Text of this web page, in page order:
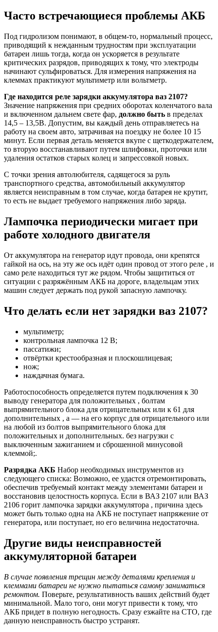
Часто встречающиеся проблемы АКБ
Под гидролизом понимают, в общем-то, нормальный процесс,
приводящий к нежданным трудностям при эксплуатации
батареи лишь тогда, когда он ускоряется в результате
критических разрядов, приводящих к тому, что электроды
начинают сульфироваться. Для измерения напряжения на
клеммах практикуют мультиметр или вольтметр.
Где находится реле зарядки аккумулятора ваз 2107?
Значение напряжения при средних оборотах коленчатого вала
и включенном дальнем свете фар, должно быть в пределах
14,5 – 13,5В. Допустим, вы каждый день отправляетесь на
работу на своем авто, затрачивая на поездку не более 10 15
минут. Если первая деталь меняется вкупе с щеткодержателем,
то вторую восстанавливают путем шлифовки, проточки или
удаления остатков старых колец и запрессовкой новых.
С точки зрения автолюбителя, садящегося за руль
транспортного средства, автомобильный аккумулятор
является неисправным в том случае, когда батарея не крутит,
то есть не выдает требуемого напряжения либо заряда.
Лампочка периодически мигает при
работе холодного двигателя
От аккумулятора на генератор идут провода, они крепятся
гайкой на ось, на эту же ось идёт один провод от этого реле , и
само реле находиться тут же рядом. Чтобы защититься от
ситуации с разряжённым АКБ на дороге, владельцам этих
машин следует держать под рукой запасную лампочку.
Что делать если нет зарядки ваз 2107?
мультиметр;
контрольная лампочка 12 В;
пассатижи;
отвёртки крестообразная и плоскошлицевая;
нож;
наждачная бумага.
Работоспособность определяется путем подключения к 30
выводу генератора для положительных , болтам
выпрямительного блока для отрицательных или к 61 для
дополнительных , а — на его корпус для отрицательного или
на любой из болтов выпрямительного блока для
положительных и дополнительных. без нагрузки с
выключенным зажиганием и сброшенной минусовой
клеммой;.
Разрядка АКБ Набор необходимых инструментов из
следующего списка: Возможно, ее удастся отремонтировать,
обеспечив требуемый контакт между элементами батареи и
восстановив целостность корпуса. Если в ВАЗ 2107 или ВАЗ
2106 горит лампочка зарядки аккумулятора , причина здесь
может быть только одна на АКБ не поступает напряжение от
генератора, или поступает, но его величина недостаточна.
Другие виды неисправностей
аккумуляторной батареи
В случае появления трещин между деталями крепления и
клеммами батареи не нужно пытаться самому заниматься
ремонтом. Поверьте, результативность ваших действий будет
минимальной. Мало того, они могут привести к тому, что
АКБ придет в полную негодность. Сразу езжайте на СТО, где
данную неисправность быстро устранят.